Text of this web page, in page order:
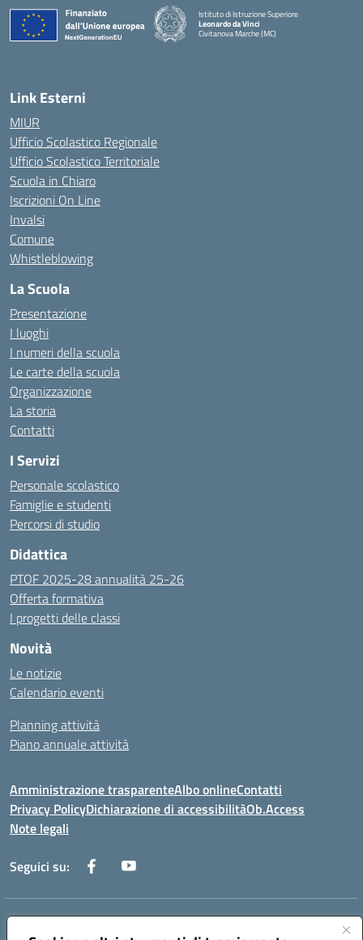
Istituto di Istruzione Superiore
Leonardo da Vinci
Civitanova Marche (MC)
Link Esterni
MIUR
Ufficio Scolastico Regionale
Ufficio Scolastico Territoriale
Scuola in Chiaro
Iscrizioni On Line
Invalsi
Comune
Whistleblowing
La Scuola
Presentazione
I luoghi
I numeri della scuola
Le carte della scuola
Organizzazione
La storia
Contatti
I Servizi
Personale scolastico
Famiglie e studenti
Percorsi di studio
Didattica
PTOF 2025-28 annualità 25-26
Offerta formativa
I progetti delle classi
Novità
Le notizie
Calendario eventi
Planning attività
Piano annuale attività
Amministrazione trasparenteAlbo onlineContatti
Privacy PolicyDichiarazione di accessibilitàOb.Access
Note legali
Seguici su:
Indirizzo: